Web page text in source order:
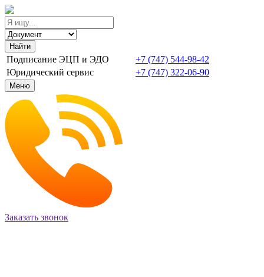
Найти
Подписание ЭЦП и ЭДО
+7 (747) 544-98-42
Юридический сервис
+7 (747) 322-06-90
Меню
Заказать звонок